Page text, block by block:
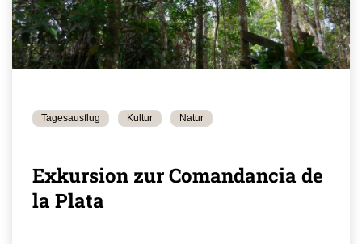
Tagesausflug Kultur Natur
Exkursion zur Comandancia de
la Plata